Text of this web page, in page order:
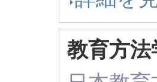
教育方法